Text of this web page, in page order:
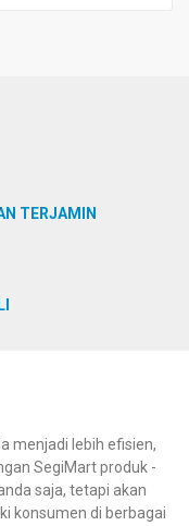
TERJAMIN
menjadi lebih efisien,
SegiMart produk -
saja, tetapi akan
konsumen di berbagai